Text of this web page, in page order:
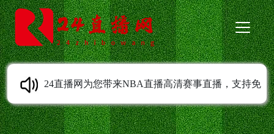
24直播网为您带来NBA直播高清赛事直播，支持免
费在线观看，无需安装任何插件，打开即可流畅观